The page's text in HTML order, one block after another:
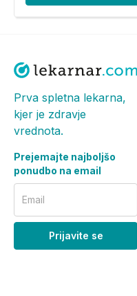
Prva spletna lekarna,
kjer je zdravje
vrednota.
Prejemajte najboljšo
ponudbo na email
Email
Prijavite se